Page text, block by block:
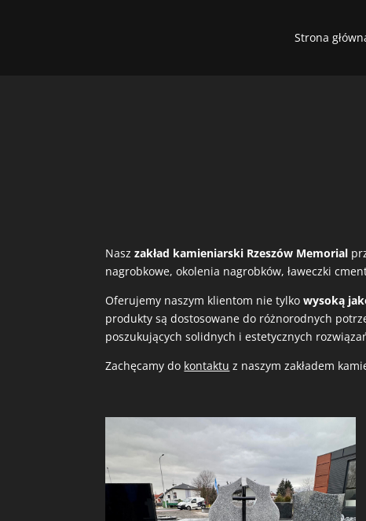
Strona
Naszzakład kamieniarski Rzeszów Memorial
nagrobkowe, okolenia nagrobków, ławeczki
Oferujemy naszym klientom nie tylkowysoką
produkty są dostosowane do różnorodnych
poszukujących solidnych i estetycznych
Zachęcamy do kontaktu z naszym zakładem